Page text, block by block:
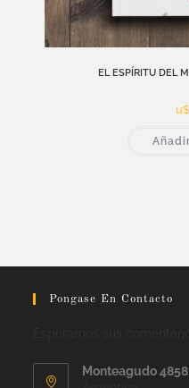
EL ESPÍRITU DEL
Pongase En Contacto
Monteagudo